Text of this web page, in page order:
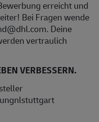
erreicht und
Bei Fragen wende
Deine
vertraulich
VERBESSERN.